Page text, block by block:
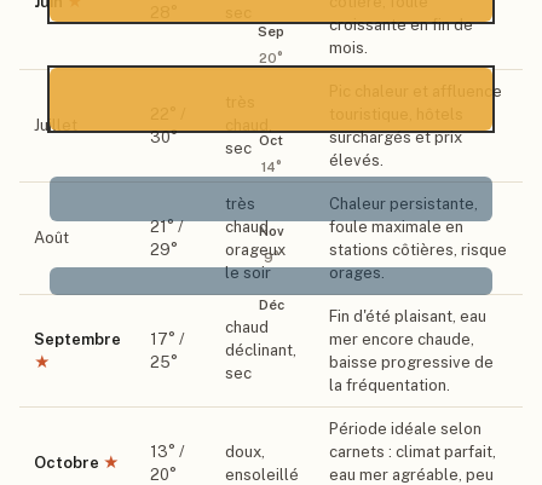
Sep
20°
Oct
14°
Nov
9°
Déc
croissante en fin de
mois.
Juillet
30°
sec
Pic chaleur et affluence
surchargés et prix
élevés.
Août
21° /
29°
très
chaud,
orageux
le soir
Chaleur persistante,
foule maximale en
stations côtières, risque
orages.
Septembre
★
17° /
25°
chaud
déclinant,
sec
Fin d'été plaisant, eau
mer encore chaude,
baisse progressive de
la fréquentation.
Octobre ★
13° /
20°
doux,
ensoleillé
Période idéale selon
carnets : climat parfait,
eau mer agréable, peu